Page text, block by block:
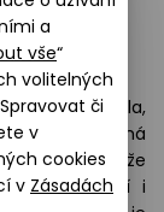
celého těla,
vody pomáhá
očí, která může
Totéž platí i
a
vše“
volitelných
či
v
cookies
v Zásadách